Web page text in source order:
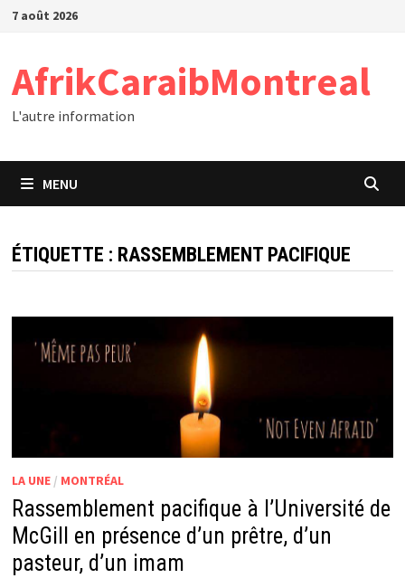
Passer
7 août 2026
AfrikCaraibMontreal
L'autre information
MENU
ÉTIQUETTE : RASSEMBLEMENT PACIFIQUE
LA UNE/ MONTRÉAL
Rassemblement pacifique à l’Université de
McGill en présence d’un prêtre, d’un
pasteur, d’un imam